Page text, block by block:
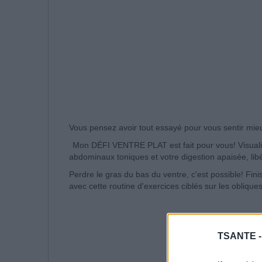
TSANTE
Vous pensez avoir tout essayé pour vous sentir
Mon DÉFI VENTRE PLAT est fait pour vous!
abdominaux toniques et votre digestion apaisée,
Perdre le gras du bas du ventre, c'est possible!
avec cette routine d'exercices ciblés sur les